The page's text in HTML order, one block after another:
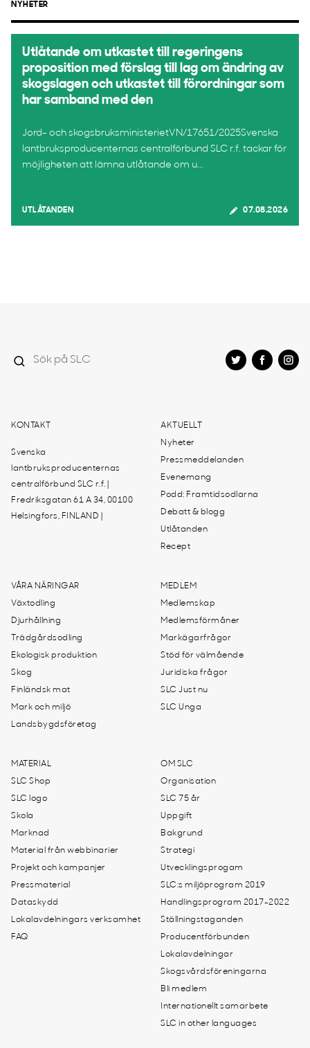
NYHETER
Utlåtande om utkastet till regeringens
proposition med förslag till lag om ändring av
skogslagen och utkastet till förordningar som
har samband med den
Jord- och skogsbruksministerietVN/17651/2025Svenska
lantbruksproducenternas centralförbund SLC r.f. tackar för
möjligheten att lämna utlåtande om u...
UTLÅTANDEN 07.08.2026
KONTAKT
Svenska
lantbruksproducenternas
centralförbund SLC r.f. |
Fredriksgatan 61 A 34, 00100
Helsingfors, FINLAND |
AKTUELLT
Nyheter
Pressmeddelanden
Evenemang
Podd: Framtidsodlarna
Debatt & blogg
Utlåtanden
Recept
VÅRA NÄRINGAR
Växtodling
Djurhållning
Trädgårdsodling
Ekologisk produktion
Skog
Finländsk mat
Mark och miljö
Landsbygdsföretag
MEDLEM
Medlemskap
Medlemsförmåner
Markägarfrågor
Stöd för välmående
Juridiska frågor
SLC Just nu
SLC Unga
MATERIAL
SLC Shop
SLC logo
Skola
Marknad
Material från webbinarier
Projekt och kampanjer
Pressmaterial
Dataskydd
Lokalavdelningars verksamhet
FAQ
OM SLC
Organisation
SLC 75 år
Uppgift
Bakgrund
Strategi
Utvecklingsprogam
SLC:s miljöprogram 2019
Handlingsprogram 2017-2022
Ställningstaganden
Producentförbunden
Lokalavdelningar
Skogsvårdsföreningarna
Bli medlem
Internationellt samarbete
SLC in other languages